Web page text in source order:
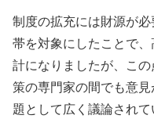
制度の拡充には財源が
帯を対象にしたことで
計になりましたが、こ
策の専門家の間でも意
題として広く議論されて